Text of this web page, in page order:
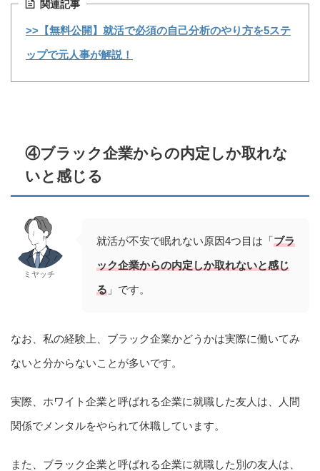
関連記事
>>【無料公開】就活で必須の自己分析のやり方を5ステ
ップで元人事が解説！
④ブラック企業からの内定しか取れな
いと感じる
ミヤッチ
就活が不安で眠れない原因4つ目は「ブラ
ック企業からの内定しか取れないと感じ
る 」です。
なお、私の経験上、ブラック企業かどうかは実際に働いてみ
ないと分からないことが多いです。
実際、ホワイト企業と呼ばれる企業に就職した友人は、人間
関係でメンタルをやられて休職しています。
また、ブラック企業と呼ばれる企業に就職した別の友人は、